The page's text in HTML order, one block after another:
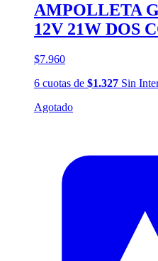
AMPOLLETA
12V 21W DOS
$7.960
6 cuotas de $1.327 Sin
Agotado